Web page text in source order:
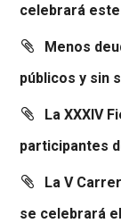
celebrará
Menos
públicos y sin
La XXXIV
participantes
La V
se celebrará